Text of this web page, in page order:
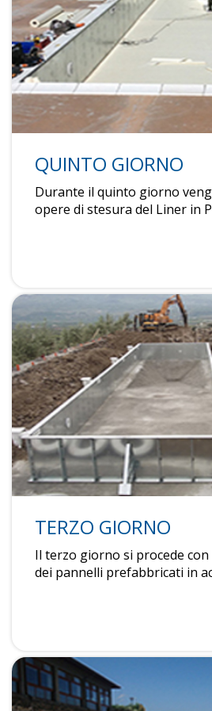
QUINTO GIORNO
Durante il quinto giorno
opere di stesura del Liner in
TERZO GIORNO
Il terzo giorno si procede con
dei pannelli prefabbricati in